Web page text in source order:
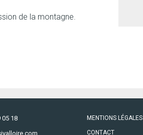
de la montagne.
05 18
MENTIONS LÉGALES
CONTACT